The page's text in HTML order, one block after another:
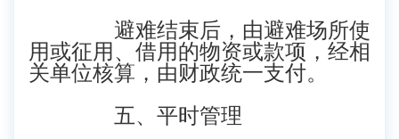
避难结束后，由避难场所使
用或征用、借用的物资或款项，经相
关单位核算，由财政统一支付。
五、平时管理